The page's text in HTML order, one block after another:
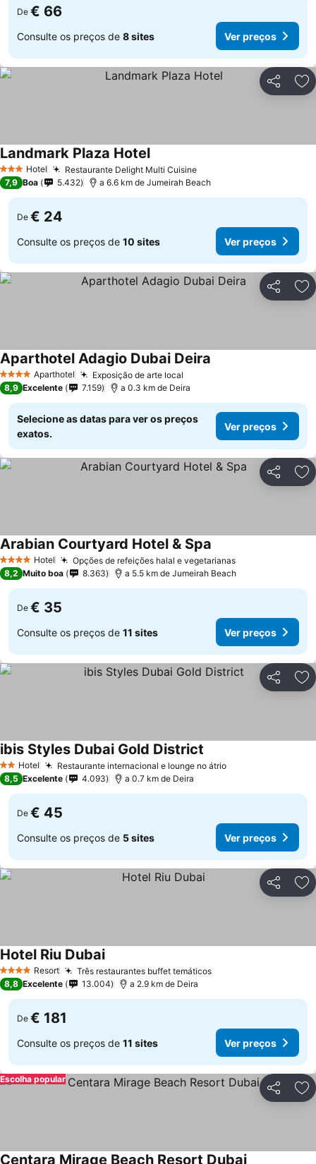
De € 66
Consulte os preços de 8 sites Ver preços
Partilhar
3 EstrelasHotel Restaurante Delight Multi Cuisine
Landmark Plaza Hotel
7,9 Boa 5.432 a 6.6 km de Jumeirah Beach
De € 24
Consulte os preços de 10 sites Ver preços
Partilhar
4 EstrelasAparthotel Exposição de arte local
Aparthotel Adagio Dubai Deira
8,9 Excelente 7.159 a 0.3 km de Deira
Selecione as datas para ver os preços
exatos.
Ver preços
Partilhar
4 EstrelasHotel Opções de refeições halal e vegetarianas
Arabian Courtyard Hotel & Spa
8,2 Muito boa 8.363 a 5.5 km de Jumeirah Beach
De € 35
Consulte os preços de 11 sites Ver preços
Partilhar
2 Estrelas
Hotel Restaurante internacional e lounge no átrio
ibis Styles Dubai Gold District
8,5 Excelente 4.093 a 0.7 km de Deira
De € 45
Consulte os preços de 5 sites Ver preços
Partilhar
4 EstrelasResort Três restaurantes buffet temáticos
Hotel Riu Dubai
8,8 Excelente 13.004 a 2.9 km de Deira
De € 181
Consulte os preços de 11 sites Ver preços
Partilhar
Escolha popular
Centara Mirage Beach Resort Dubai